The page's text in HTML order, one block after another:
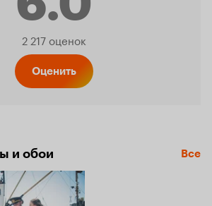
Рейтинг
6.0
2 217 оценок
Оценить
и обои Все